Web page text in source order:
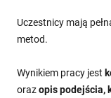
Uczestnicy mają
metod.
Wynikiem pracy jest
orazopis podejścia,